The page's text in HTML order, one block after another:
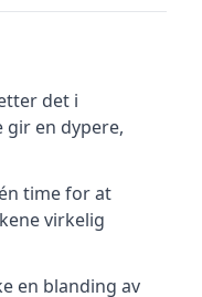
det i
en dypere,
time for at
virkelig
en blanding av